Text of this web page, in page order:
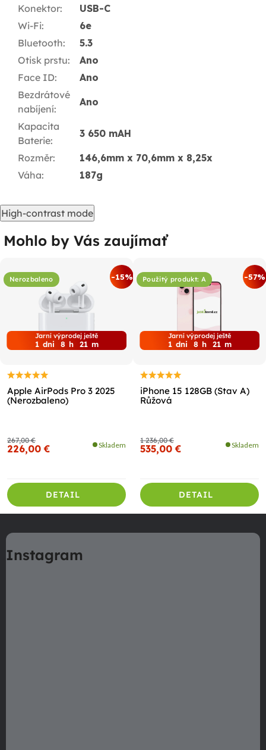
Konektor:
USB-C
Wi-Fi:
6e
Bluetooth:
5.3
Otisk prstu:
Ano
Face ID:
Ano
Bezdrátové
nabíjení:
Ano
Kapacita
Baterie:
3 650 mAH
Rozměr:
146,6mm x 70,6mm x 8,25x
Váha: 187g
High-contrast mode
Mohlo by Vás zaujímať
Nerozbaleno -15%
Jarní výprodej ještě
1 dni 8 h 21 m
Apple AirPods Pro 3 2025
(Nerozbaleno)
267,00 €
226,00 € Skladem
DETAIL
Použitý produkt: A -57%
Jarní výprodej ještě
1 dni 8 h 21 m
iPhone 15 128GB (Stav A)
Růžová
1 236,00 €
535,00 € Skladem
DETAIL
á
pInstagram